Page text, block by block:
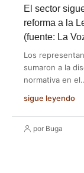
El sector
reforma a la
(fuente: La
Los
sumaron a la
normativa en
sigue leyendo
por Buga